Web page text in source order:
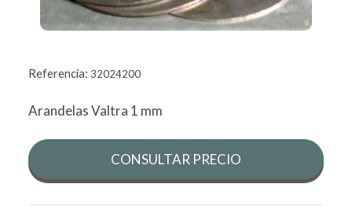
Referencia: 32024200
Arandelas Valtra 1 mm
CONSULTAR PRECIO